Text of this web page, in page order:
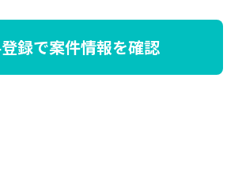
録で案件情報を確認